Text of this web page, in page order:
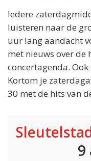
Iedere
luisteren naar de
uur lang aandacht
met nieuws over de
concertagenda.
Kortom je
30 met de hits van
9